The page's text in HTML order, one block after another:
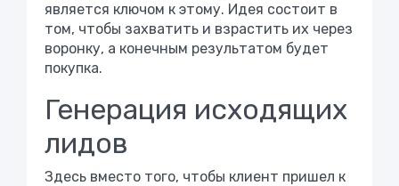
является ключом к этому. Идея состоит в
том, чтобы захватить и взрастить их через
воронку, а конечным результатом будет
покупка.
Генерация исходящих
лидов
Здесь вместо того, чтобы клиент пришел к